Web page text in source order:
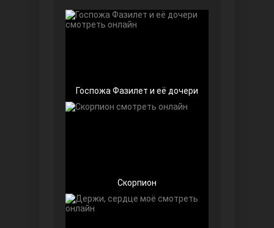
Чёрно-белая любовь
Госпожа Фазилет и её дочери
Скорпион